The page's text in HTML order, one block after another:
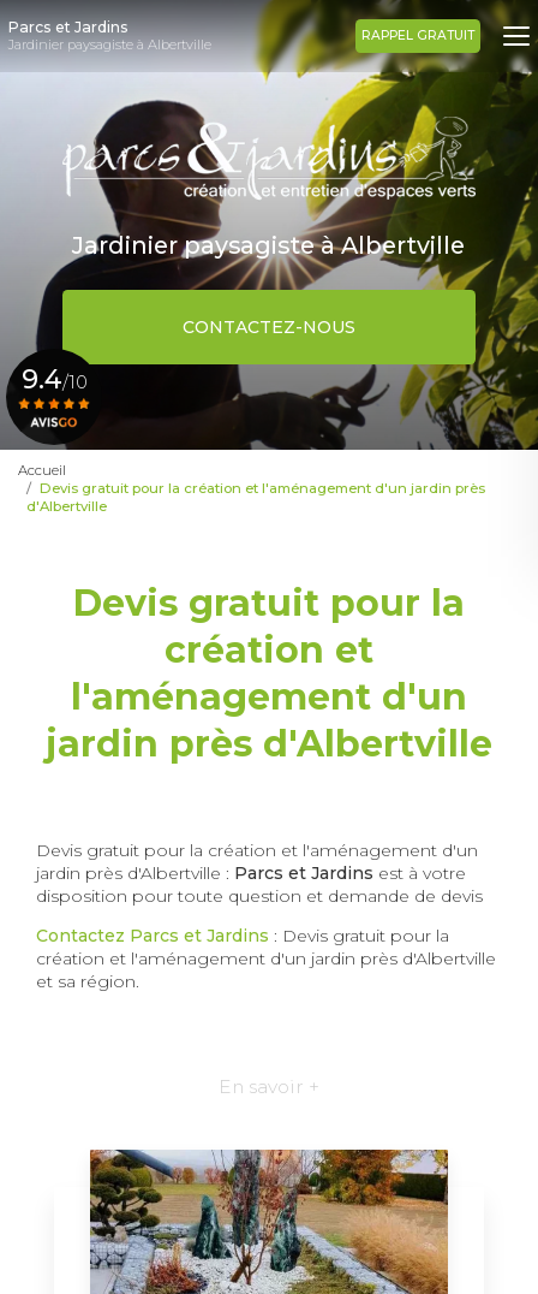
Aller
au
contenu
principal
Parcs et Jardins
Jardinier paysagiste à Albertville
RAPPEL GRATUIT
Jardinier paysagiste à Albertville
CONTACTEZ-NOUS
9.4/10
Accueil
Devis gratuit pour la création et l'aménagement d'un jardin près
d'Albertville
Devis gratuit pour la
création et
l'aménagement d'un
jardin près d'Albertville
Devis gratuit pour la création et l'aménagement d'un
jardin près d'Albertville : Parcs et Jardins est à votre
disposition pour toute question et demande de devis
Contactez Parcs et Jardins : Devis gratuit pour la
création et l'aménagement d'un jardin près d'Albertville
et sa région.
En savoir +